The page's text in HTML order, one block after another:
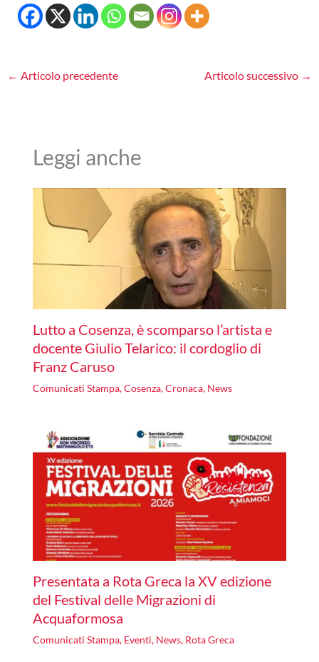
← Articolo precedente Articolo successivo →
Leggi anche
Lutto a Cosenza, è scomparso l’artista e
docente Giulio Telarico: il cordoglio di
Franz Caruso
Comunicati Stampa,Cosenza,Cronaca, News
Presentata a Rota Greca la XV edizione
del Festival delle Migrazioni di
Acquaformosa
Comunicati Stampa, Eventi, News, Rota Greca